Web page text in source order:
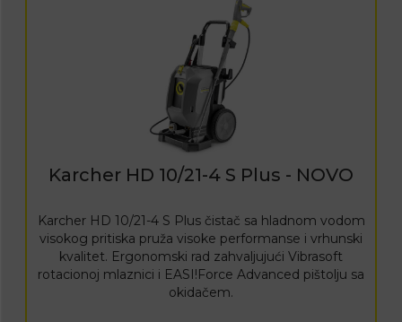
Karcher HD 10/21-4 S Plus - NOVO
Karcher HD 10/21-4 S Plus čistač sa hladnom vodom
visokog pritiska pruža visoke performanse i vrhunski
kvalitet. Ergonomski rad zahvaljujući Vibrasoft
rotacionoj mlaznici i EASI!Force Advanced pištolju sa
okidačem.